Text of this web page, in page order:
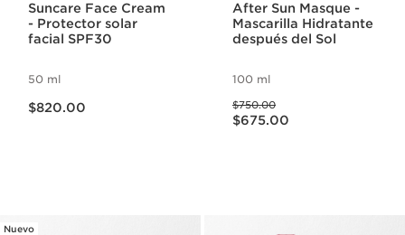
Suncare Face Cream
- Protector solar
facial SPF30
50 ml
$820.00
After Sun Masque -
Mascarilla Hidratante
después del Sol
100 ml
Precio anterior $750.00
$750.00
Precio actual $675.00
$675.00
Nuevo